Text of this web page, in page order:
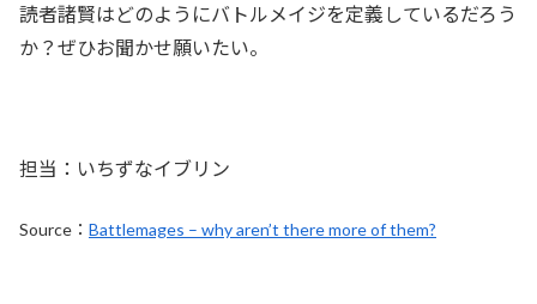
読者諸賢はどのようにバトルメイジを定義しているだろう
か？ぜひお聞かせ願いたい。
担当：いちずなイブリン
Source： Battlemages – why aren’t there more of them?